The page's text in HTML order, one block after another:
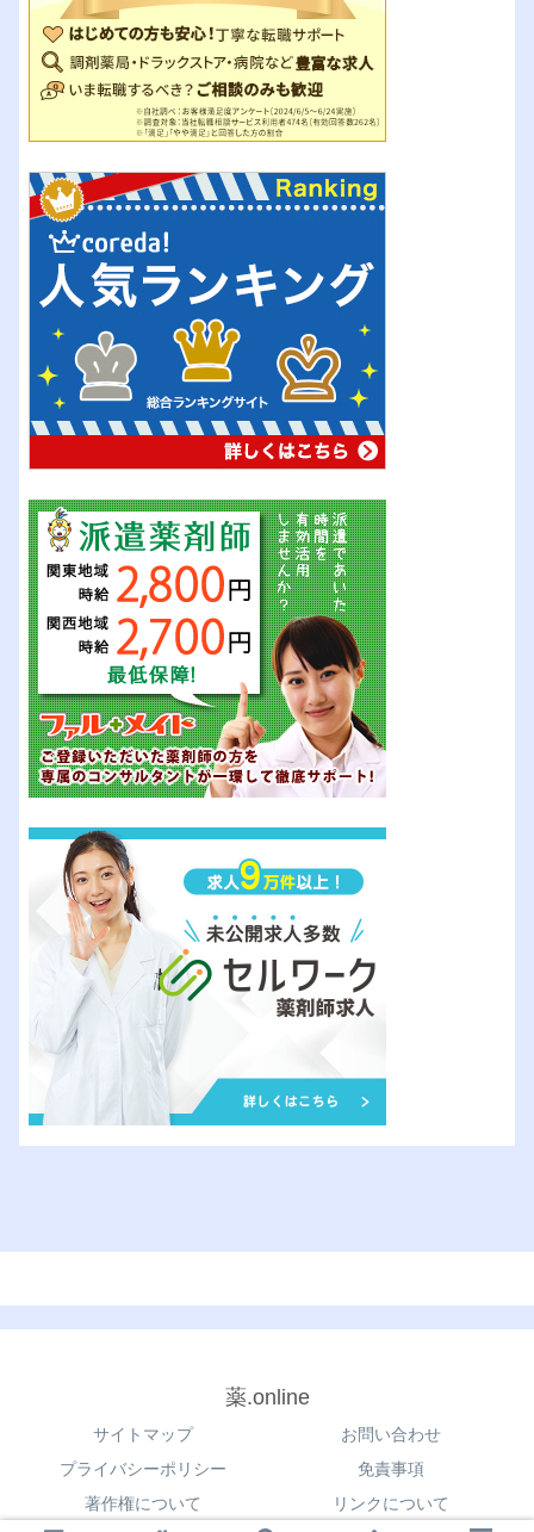
薬.online
サイトマップ
お問い合わせ
プライバシーポリシー
免責事項
著作権について
リンクについて